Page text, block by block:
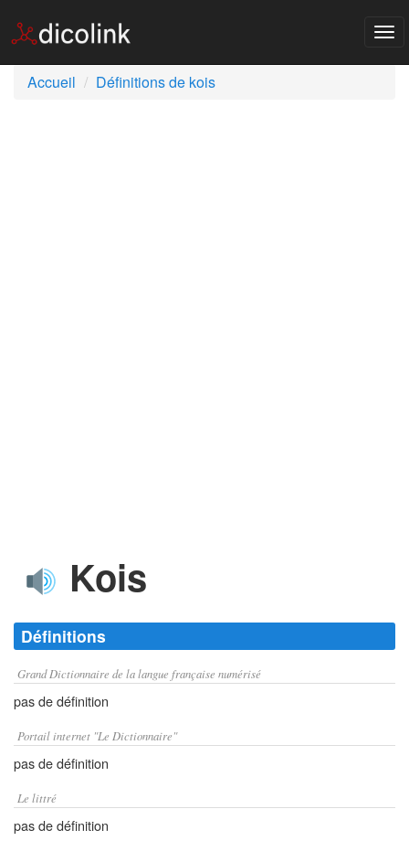
Accueil
Définitions de kois
Kois
Définitions
Grand Dictionnaire de la langue française numérisé
pas de définition
Portail internet "Le Dictionnaire"
pas de définition
Le littré
pas de définition